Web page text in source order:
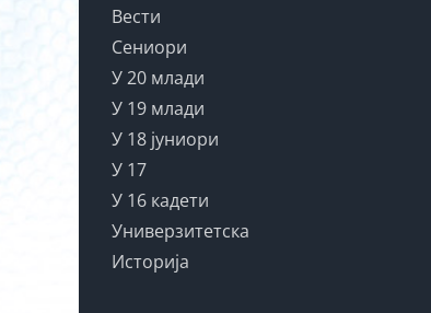
Вести
Сениори
У 20 млади
У 19 млади
У 18 јуниори
У 17
У 16 кадети
Универзитетска
Историја